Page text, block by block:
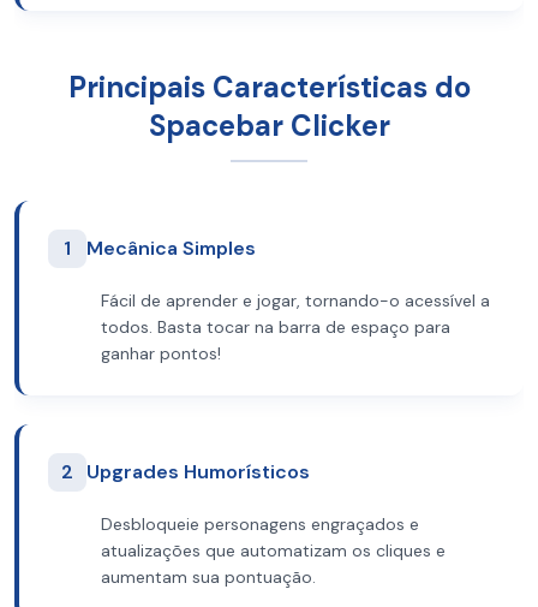
Principais Características do
Spacebar Clicker
1 Mecânica Simples
Fácil de aprender e jogar, tornando-o acessível a
todos. Basta tocar na barra de espaço para
ganhar pontos!
2 Upgrades Humorísticos
Desbloqueie personagens engraçados e
atualizações que automatizam os cliques e
aumentam sua pontuação.